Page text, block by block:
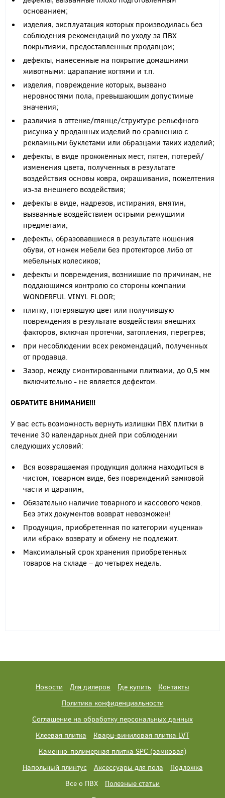
основанием;
изделия, эксплуатация которых производилась без
соблюдения рекомендаций по уходу за ПВХ
покрытиями, предоставленных продавцом;
дефекты, нанесенные на покрытие домашними
животными: царапание когтями и т.п.
изделия, повреждение которых, вызвано
неровностями пола, превышающим допустимые
значения;
различия в оттенке/глянце/структуре рельефного
рисунка у проданных изделий по сравнению с
рекламными буклетами или образцами таких изделий;
дефекты, в виде прожжённых мест, пятен, потерей/
изменения цвета, полученных в результате
воздействия основы ковра, окрашивания, пожелтения
из-за внешнего воздействия;
дефекты в виде, надрезов, истирания, вмятин,
вызванные воздействием острыми режущими
предметами;
дефекты, образовавшиеся в результате ношения
обуви, от ножек мебели без протекторов либо от
мебельных колесиков;
дефекты и повреждения, возникшие по причинам, не
поддающимся контролю со стороны компании
WONDERFUL VINYL FLOOR;
плитку, потерявшую цвет или получившую
повреждения в результате воздействия внешних
факторов, включая протечки, затопления, перегрев;
при несоблюдении всех рекомендаций, полученных
от продавца.
Зазор, между смонтированными плитками, до 0,5 мм
включительно - не является дефектом.
ОБРАТИТЕ ВНИМАНИЕ!!!
У вас есть возможность вернуть излишки ПВХ плитки в
течение 30 календарных дней при соблюдении
следующих условий:
Вся возвращаемая продукция должна находиться в
чистом, товарном виде, без повреждений замковой
части и царапин;
Обязательно наличие товарного и кассового чеков.
Без этих документов возврат невозможен!
Продукция, приобретенная по категории «уценка»
или «брак» возврату и обмену не подлежит.
Максимальный срок хранения приобретенных
товаров на складе – до четырех недель.
Новости Для дилеров Где купить
Контакты
Политика конфиденциальности
Соглашение на обработку персональных данных
Клеевая плитка
Кварц-виниловая плитка LVT
Каменно-полимерная плитка SPC (замковая)
Напольный плинтус
Аксессуары для пола
Подложка
Все о ПВХ
Полезные статьи